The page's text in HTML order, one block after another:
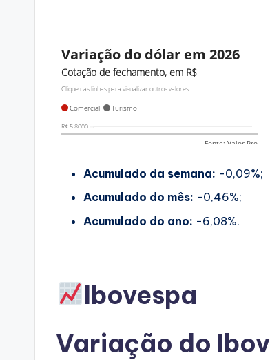
Acumulado da semana: -0,09%;
Acumulado do mês: -0,46%;
Acumulado do ano: -6,08%.
Ibovespa
Variação do